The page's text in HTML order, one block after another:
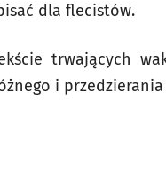
dla flecistów.
trwających
i